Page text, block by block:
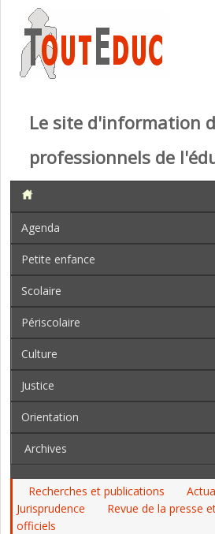
Le site d'information
professionnels de
Agenda
Petite enfance
Scolaire
Périscolaire
Culture
Justice
Orientation
Archives
Recherches et publications
Jurisprudence
Revue de la presse
officiels